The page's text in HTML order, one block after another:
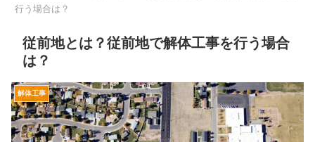
行う場合は？
従前地とは？従前地で解体工事を行う場合
は？
解体工事